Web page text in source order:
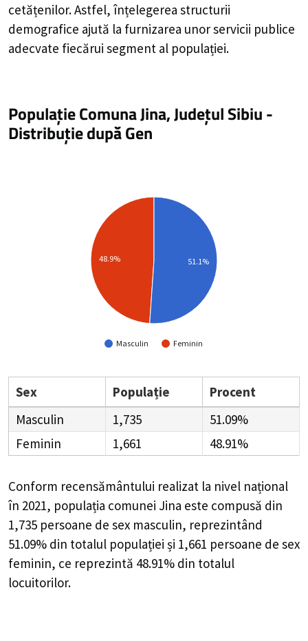
cetățenilor. Astfel, înțelegerea structurii
demografice ajută la furnizarea unor servicii publice
adecvate fiecărui segment al populației.
Populație Comuna Jina, Județul Sibiu-
Distribuțiedupă Gen
Masculin Feminin
48.9% 51.1%
Sex Populație
Procent
Masculin
1,735
51.09%
Feminin
1,661 48.91%
Conform recensământului realizat la nivel național
în 2021, populația comunei Jina este compusă din
1,735 persoane de sex masculin, reprezintând
51.09% din totalul populației și 1,661 persoane de sex
feminin, ce reprezintă 48.91% din totalul
locuitorilor.